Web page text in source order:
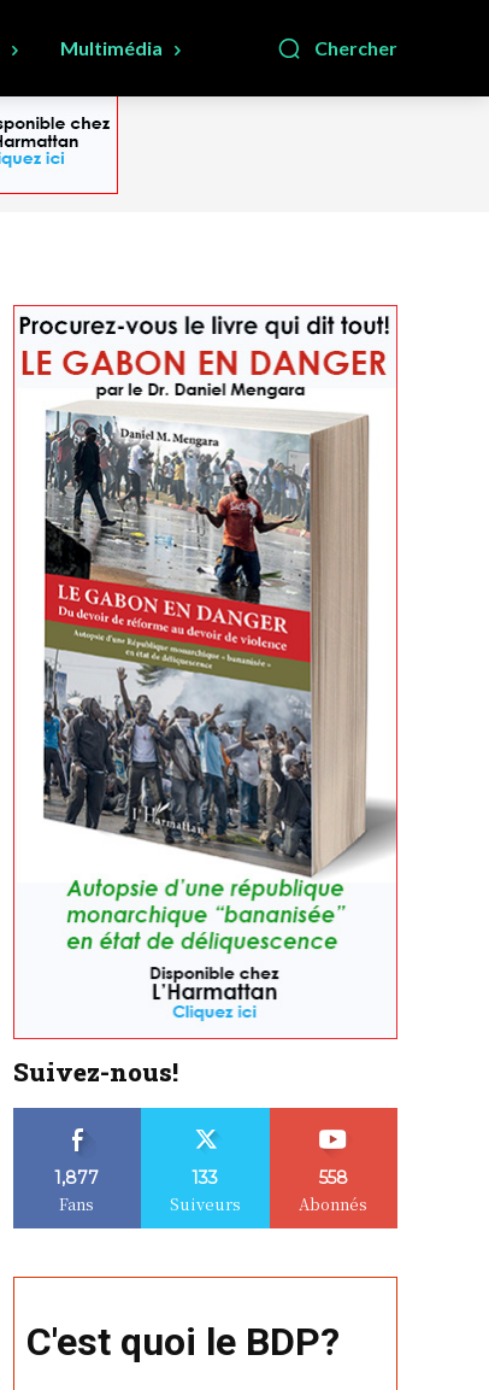
Chercher
Multimédia
Suivez-nous!
1,877
Fans
133
Suiveurs
558
Abonnés
C'est quoi le BDP?